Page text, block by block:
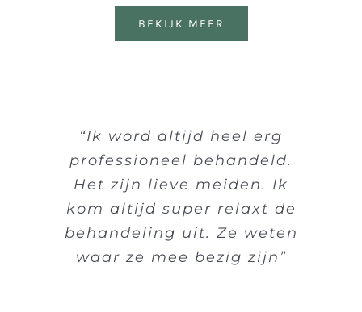
BEKIJK MEER
“Ik word altijd heel erg
professioneel behandeld.
Het zijn lieve meiden. Ik
kom altijd super relaxt de
behandeling uit. Ze weten
waar ze mee bezig zijn”